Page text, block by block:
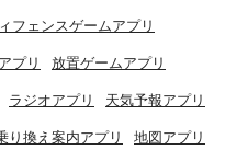
フェンスゲームアプリ
プリ 放置ゲームアプリ
ラジオアプリ 天気予報アプリ
り換え案内アプリ 地図アプリ